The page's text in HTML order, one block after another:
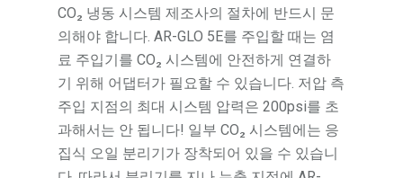
CO₂ 냉동 시스템 제조사의 절차에 반드시 문
의해야 합니다. AR-GLO 5E를 주입할 때는 염
료 주입기를 CO₂ 시스템에 안전하게 연결하
기 위해 어댑터가 필요할 수 있습니다. 저압 측
주입 지점의 최대 시스템 압력은 200psi를 초
과해서는 안 됩니다! 일부 CO₂ 시스템에는 응
집식 오일 분리기가 장착되어 있을 수 있습니